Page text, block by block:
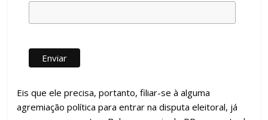
Eis que ele precisa, portanto, filiar-se à alguma
agremiação política para entrar na disputa eleitoral, já